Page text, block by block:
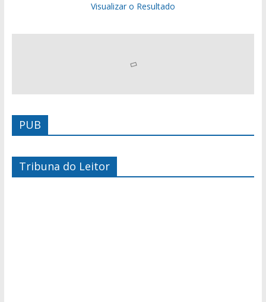
Visualizar o Resultado
PUB
Tribuna do Leitor